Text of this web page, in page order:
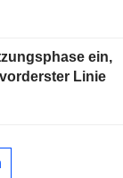
ein,
Linie